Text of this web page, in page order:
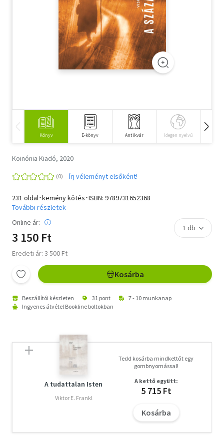
Szótár, nyelvkönyv
Tankönyv, segédkönyv
Társadalomtudomány
Természettudomány
Vallás
Könyv E-könyv Antikvár Idegen nyelvű
Koinónia Kiadó, 2020
Írj véleményt elsőként!
231 oldal･kemény kötés･ISBN: 9789731652368
További részletek
Online ár:
3 150 Ft
Eredeti ár: 3 500 Ft
Kosárba
Beszállítói készleten 31 pont
7 - 10 munkanap
Ingyenes átvétel Bookline boltokban
A tudattalan Isten
Viktor E. Frankl
Tedd kosárba mindkettőt egy
gombnyomással!
A kettő együtt:
5 715 Ft
Kosárba